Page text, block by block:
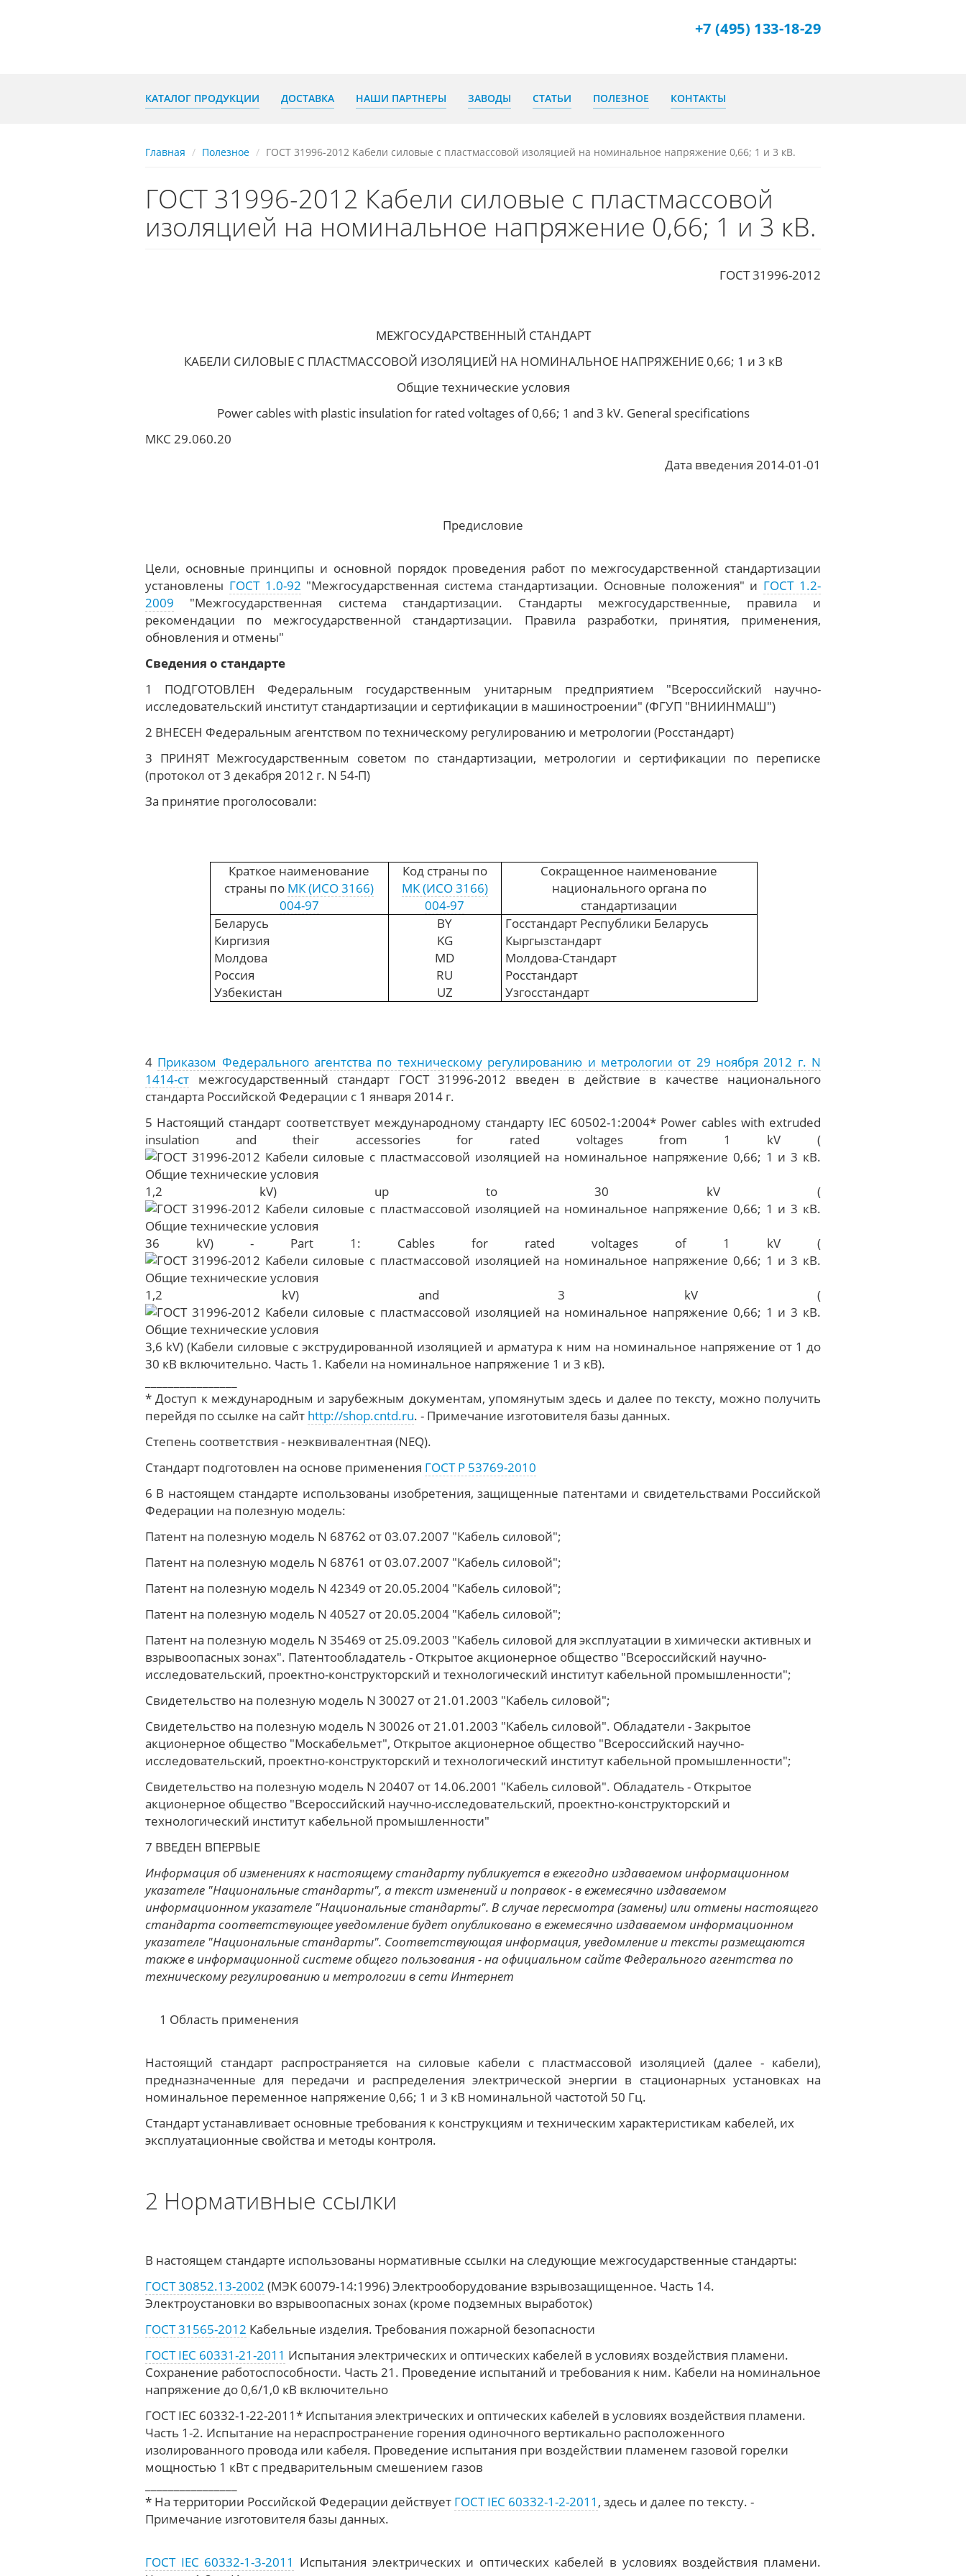
+7 (495) 133-18-29
КАТАЛОГ ПРОДУКЦИИ ДОСТАВКА НАШИ ПАРТНЕРЫ ЗАВОДЫ СТАТЬИ ПОЛЕЗНОЕ КОНТАКТЫ
Главная Полезное ГОСТ 31996-2012 Кабели силовые с пластмассовой изоляцией на номинальное напряжение 0,66; 1 и 3 кВ.
ГОСТ 31996-2012 Кабели силовые с пластмассовой
изоляцией на номинальное напряжение 0,66; 1 и 3 кВ.
ГОСТ 31996-2012
МЕЖГОСУДАРСТВЕННЫЙ СТАНДАРТ
КАБЕЛИ СИЛОВЫЕ С ПЛАСТМАССОВОЙ ИЗОЛЯЦИЕЙ НА НОМИНАЛЬНОЕ НАПРЯЖЕНИЕ 0,66; 1 и 3 кВ
Общие технические условия
Power cables with plastic insulation for rated voltages of 0,66; 1 and 3 kV. General specifications
МКС 29.060.20
Дата введения 2014-01-01
Предисловие
Цели, основные принципы и основной порядок проведения работ по межгосударственной стандартизации
установлены ГОСТ 1.0-92 "Межгосударственная система стандартизации. Основные положения" и ГОСТ 1.2-
2009 "Межгосударственная система стандартизации. Стандарты межгосударственные, правила и
рекомендации по межгосударственной стандартизации. Правила разработки, принятия, применения,
обновления и отмены"
Сведения о стандарте
1 ПОДГОТОВЛЕН Федеральным государственным унитарным предприятием "Всероссийский научно-
исследовательский институт стандартизации и сертификации в машиностроении" (ФГУП "ВНИИНМАШ")
2 ВНЕСЕН Федеральным агентством по техническому регулированию и метрологии (Росстандарт)
3 ПРИНЯТ Межгосударственным советом по стандартизации, метрологии и сертификации по переписке
(протокол от 3 декабря 2012 г. N 54-П)
За принятие проголосовали:
Краткое наименование
страны по MК (ИСО 3166)
004-97
Код страны по
MК (ИСО 3166)
004-97
Сокращенное наименование
национального органа по
стандартизации
Беларусь
BY
Госстандарт Республики Беларусь
Киргизия
KG
Кыргызстандарт
Молдова
MD
Молдова-Стандарт
Россия
RU
Росстандарт
Узбекистан
UZ Узгосстандарт
4 Приказом Федерального агентства по техническому регулированию и метрологии от 29 ноября 2012 г. N
1414-ст межгосударственный стандарт ГОСТ 31996-2012 введен в действие в качестве национального
стандарта Российской Федерации с 1 января 2014 г.
5 Настоящий стандарт соответствует международному стандарту IEC 60502-1:2004* Power cables with extruded
insulation and their accessories for rated voltages from 1 kV (
1,2 kV) up to 30 kV (
36 kV) - Part 1: Cables for rated voltages of 1 kV (
1,2 kV) and 3 kV (
3,6 kV) (Кабели силовые с экструдированной изоляцией и арматура к ним на номинальное напряжение от 1 до
30 кВ включительно. Часть 1. Кабели на номинальное напряжение 1 и 3 кВ).
* Доступ к международным и зарубежным документам, упомянутым здесь и далее по тексту, можно получить
перейдя по ссылке на сайт http://shop.cntd.ru. - Примечание изготовителя базы данных.
Степень соответствия - неэквивалентная (NEQ).
Стандарт подготовлен на основе применения ГОСТ Р 53769-2010
6 В настоящем стандарте использованы изобретения, защищенные патентами и свидетельствами Российской
Федерации на полезную модель:
Патент на полезную модель N 68762 от 03.07.2007 "Кабель силовой";
Патент на полезную модель N 68761 от 03.07.2007 "Кабель силовой";
Патент на полезную модель N 42349 от 20.05.2004 "Кабель силовой";
Патент на полезную модель N 40527 от 20.05.2004 "Кабель силовой";
Патент на полезную модель N 35469 от 25.09.2003 "Кабель силовой для эксплуатации в химически активных и
взрывоопасных зонах". Патентообладатель - Открытое акционерное общество "Всероссийский научно-
исследовательский, проектно-конструкторский и технологический институт кабельной промышленности";
Свидетельство на полезную модель N 30027 от 21.01.2003 "Кабель силовой";
Свидетельство на полезную модель N 30026 от 21.01.2003 "Кабель силовой". Обладатели - Закрытое
акционерное общество "Москабельмет", Открытое акционерное общество "Всероссийский научно-
исследовательский, проектно-конструкторский и технологический институт кабельной промышленности";
Свидетельство на полезную модель N 20407 от 14.06.2001 "Кабель силовой". Обладатель - Открытое
акционерное общество "Всероссийский научно-исследовательский, проектно-конструкторский и
технологический институт кабельной промышленности"
7 ВВЕДЕН ВПЕРВЫЕ
Информация об изменениях к настоящему стандарту публикуется в ежегодно издаваемом информационном
указателе "Национальные стандарты", а текст изменений и поправок - в ежемесячно издаваемом
информационном указателе "Национальные стандарты". В случае пересмотра (замены) или отмены настоящего
стандарта соответствующее уведомление будет опубликовано в ежемесячно издаваемом информационном
указателе "Национальные стандарты". Соответствующая информация, уведомление и тексты размещаются
также в информационной системе общего пользования - на официальном сайте Федерального агентства по
техническому регулированию и метрологии в сети Интернет
1 Область применения
Настоящий стандарт распространяется на силовые кабели с пластмассовой изоляцией (далее - кабели),
предназначенные для передачи и распределения электрической энергии в стационарных установках на
номинальное переменное напряжение 0,66; 1 и 3 кВ номинальной частотой 50 Гц.
Стандарт устанавливает основные требования к конструкциям и техническим характеристикам кабелей, их
эксплуатационные свойства и методы контроля.
2 Нормативные ссылки
В настоящем стандарте использованы нормативные ссылки на следующие межгосударственные стандарты:
ГОСТ 30852.13-2002 (МЭК 60079-14:1996) Электрооборудование взрывозащищенное. Часть 14.
Электроустановки во взрывоопасных зонах (кроме подземных выработок)
ГОСТ 31565-2012 Кабельные изделия. Требования пожарной безопасности
ГОСТ IEC 60331-21-2011 Испытания электрических и оптических кабелей в условиях воздействия пламени.
Сохранение работоспособности. Часть 21. Проведение испытаний и требования к ним. Кабели на номинальное
напряжение до 0,6/1,0 кВ включительно
ГОСТ IEC 60332-1-22-2011* Испытания электрических и оптических кабелей в условиях воздействия пламени.
Часть 1-2. Испытание на нераспространение горения одиночного вертикально расположенного
изолированного провода или кабеля. Проведение испытания при воздействии пламенем газовой горелки
мощностью 1 кВт с предварительным смешением газов
* На территории Российской Федерации действует ГОСТ IEC 60332-1-2-2011 , здесь и далее по тексту. -
Примечание изготовителя базы данных.
ГОСТ IEC 60332-1-3-2011 Испытания электрических и оптических кабелей в условиях воздействия пламени.